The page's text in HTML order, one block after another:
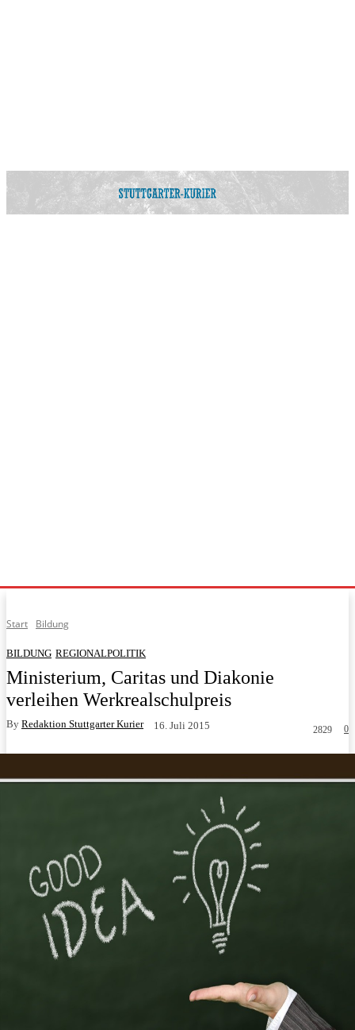
Start Bildung
BILDUNG REGIONALPOLITIK
Ministerium, Caritas und Diakonie
verleihen Werkrealschulpreis
By Redaktion Stuttgarter Kurier 16. Juli 2015 0
2829